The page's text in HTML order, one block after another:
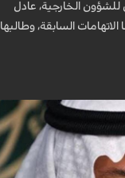
للشؤون الخارجية، عادل
السابقة، وطالبها